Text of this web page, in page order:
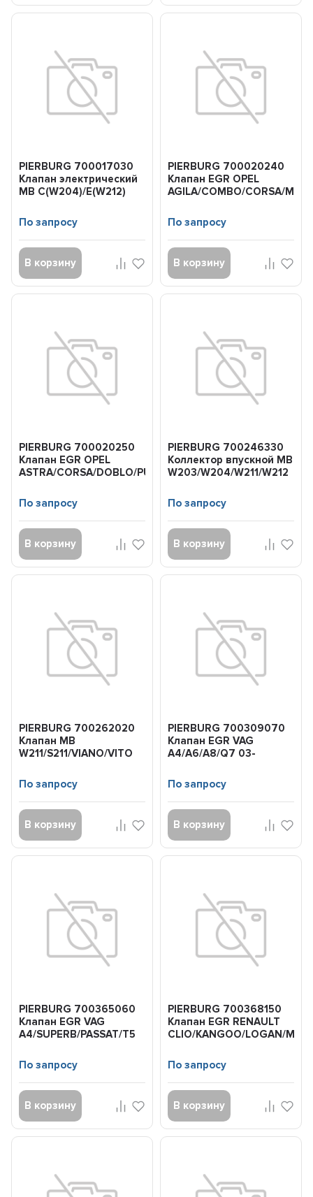
PIERBURG 700017030
Клапан электрический
MB C(W204)/E(W212)
По запросу
В корзину
PIERBURG 700020240
Клапан EGR OPEL
AGILA/COMBO/CORSA/
По запросу
В корзину
PIERBURG 700020250
Клапан EGR OPEL
ASTRA/CORSA/DOBLO/PUNTO
По запросу
В корзину
PIERBURG 700246330
Коллектор впускной MB
W203/W204/W211/W212
По запросу
В корзину
PIERBURG 700262020
Клапан MB
W211/S211/VIANO/VITO
OM646.961/966/98...
По запросу
В корзину
PIERBURG 700309070
Клапан EGR VAG
A4/A6/A8/Q7 03-
По запросу
В корзину
PIERBURG 700365060
Клапан EGR VAG
A4/SUPERB/PASSAT/T5
BKE/B...
По запросу
В корзину
PIERBURG 700368150
Клапан EGR RENAULT
CLIO/KANGOO/LOGAN/
По запросу
В корзину